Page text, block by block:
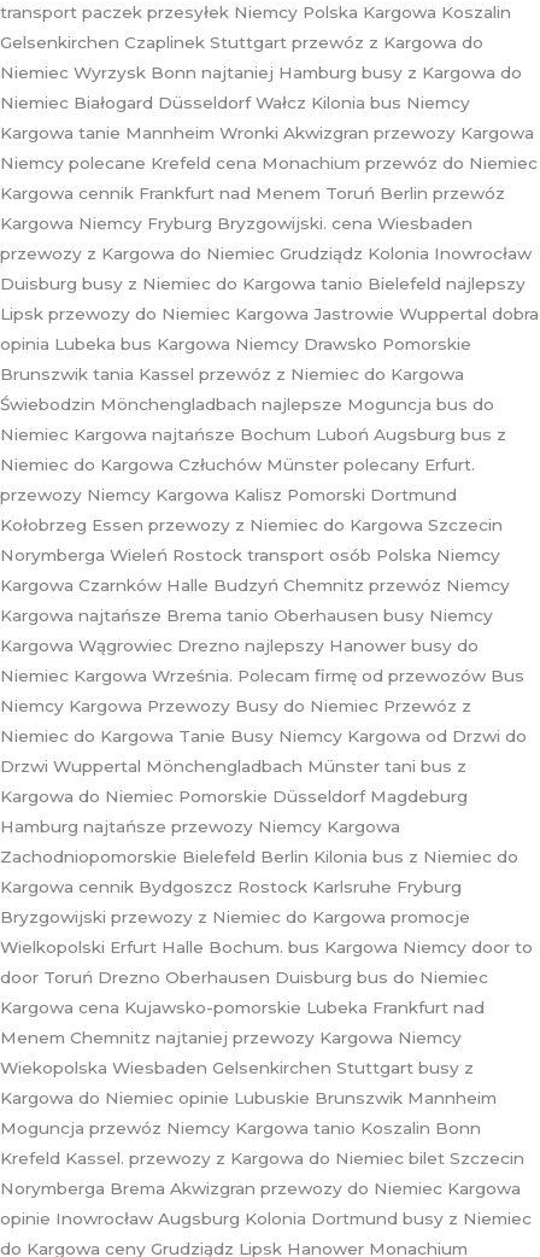
transport paczek przesyłek Niemcy Polska Kargowa Koszalin
Gelsenkirchen Czaplinek Stuttgart przewóz z Kargowa do
Niemiec Wyrzysk Bonn najtaniej Hamburg busy z Kargowa do
Niemiec Białogard Düsseldorf Wałcz Kilonia bus Niemcy
Kargowa tanie Mannheim Wronki Akwizgran przewozy Kargowa
Niemcy polecane Krefeld cena Monachium przewóz do Niemiec
Kargowa cennik Frankfurt nad Menem Toruń Berlin przewóz
Kargowa Niemcy Fryburg Bryzgowijski. cena Wiesbaden
przewozy z Kargowa do Niemiec Grudziądz Kolonia Inowrocław
Duisburg busy z Niemiec do Kargowa tanio Bielefeld najlepszy
Lipsk przewozy do Niemiec Kargowa Jastrowie Wuppertal dobra
opinia Lubeka bus Kargowa Niemcy Drawsko Pomorskie
Brunszwik tania Kassel przewóz z Niemiec do Kargowa
Świebodzin Mönchengladbach najlepsze Moguncja bus do
Niemiec Kargowa najtańsze Bochum Luboń Augsburg bus z
Niemiec do Kargowa Człuchów Münster polecany Erfurt.
przewozy Niemcy Kargowa Kalisz Pomorski Dortmund
Kołobrzeg Essen przewozy z Niemiec do Kargowa Szczecin
Norymberga Wieleń Rostock transport osób Polska Niemcy
Kargowa Czarnków Halle Budzyń Chemnitz przewóz Niemcy
Kargowa najtańsze Brema tanio Oberhausen busy Niemcy
Kargowa Wągrowiec Drezno najlepszy Hanower busy do
Niemiec Kargowa Września. Polecam firmę od przewozów Bus
Niemcy Kargowa Przewozy Busy do Niemiec Przewóz z
Niemiec do Kargowa Tanie Busy Niemcy Kargowa od Drzwi do
Drzwi Wuppertal Mönchengladbach Münster tani bus z
Kargowa do Niemiec Pomorskie Düsseldorf Magdeburg
Hamburg najtańsze przewozy Niemcy Kargowa
Zachodniopomorskie Bielefeld Berlin Kilonia bus z Niemiec do
Kargowa cennik Bydgoszcz Rostock Karlsruhe Fryburg
Bryzgowijski przewozy z Niemiec do Kargowa promocje
Wielkopolski Erfurt Halle Bochum. bus Kargowa Niemcy door to
door Toruń Drezno Oberhausen Duisburg bus do Niemiec
Kargowa cena Kujawsko-pomorskie Lubeka Frankfurt nad
Menem Chemnitz najtaniej przewozy Kargowa Niemcy
Wiekopolska Wiesbaden Gelsenkirchen Stuttgart busy z
Kargowa do Niemiec opinie Lubuskie Brunszwik Mannheim
Moguncja przewóz Niemcy Kargowa tanio Koszalin Bonn
Krefeld Kassel. przewozy z Kargowa do Niemiec bilet Szczecin
Norymberga Brema Akwizgran przewozy do Niemiec Kargowa
opinie Inowrocław Augsburg Kolonia Dortmund busy z Niemiec
do Kargowa ceny Grudziądz Lipsk Hanower Monachium